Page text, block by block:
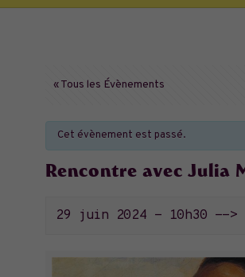
« Tous les Évènements
Cet évènement est passé.
Rencontre avec Julia
29 juin 2024 - 10h30 -->